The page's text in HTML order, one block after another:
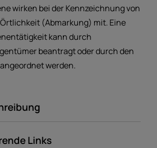
wirken bei der Kennzeichnung von
(Abmarkung) mit. Eine
kann durch
beantragt oder durch den
werden.
Links